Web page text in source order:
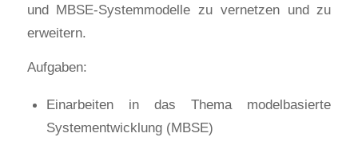
und MBSE-Systemmodelle zu vernetzen und zu
erweitern.
Aufgaben:
Einarbeiten in das Thema modelbasierte
Systementwicklung (MBSE)